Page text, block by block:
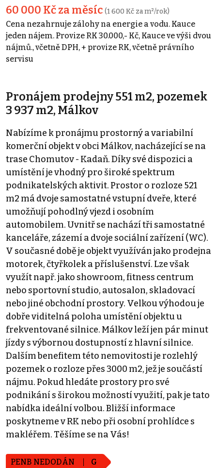
60 000 Kč za měsíc (1 600 Kč za m²/rok)
Cena nezahrnuje zálohy na energie a vodu. Kauce
jeden nájem. Provize RK 30.000,- Kč, Kauce ve výši dvou
nájmů., včetně DPH, + provize RK, včetně právního
servisu
Pronájem prodejny 551 m2, pozemek
3 937 m2, Málkov
Nabízíme k pronájmu prostorný a variabilní
komerční objekt v obci Málkov, nacházející se na
trase Chomutov - Kadaň. Díky své dispozici a
umístění je vhodný pro široké spektrum
podnikatelských aktivit. Prostor o rozloze 521
m2 má dvoje samostatné vstupní dveře, které
umožňují pohodlný vjezd i osobním
automobilem. Uvnitř se nachází tři samostatné
kanceláře, zázemí a dvoje sociální zařízení (WC).
V současné době je objekt využíván jako prodejna
motorek, čtyřkolek a příslušenství. Lze však
využít např. jako showroom, fitness centrum
nebo sportovní studio, autosalon, skladovací
nebo jiné obchodní prostory. Velkou výhodou je
dobře viditelná poloha umístění objektu u
frekventované silnice. Málkov leží jen pár minut
jízdy s výbornou dostupností z hlavní silnice.
Dalším benefitem této nemovitosti je rozlehlý
pozemek o rozloze přes 3000 m2, jež je součástí
nájmu. Pokud hledáte prostory pro své
podnikání s širokou možností využití, pak je tato
nabídka ideální volbou. Bližší informace
poskytneme v RK nebo při osobní prohlídce s
makléřem. Těšíme se na Vás!
PENB NEDODÁN G